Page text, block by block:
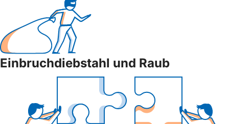
Einbruchdiebstahl und Raub